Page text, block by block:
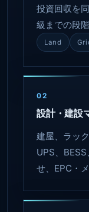
投資回収を
級までの段
Land
02
設計・建設
建屋、ラッ
UPS、
せ、EPC・